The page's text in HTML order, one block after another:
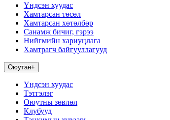
Үндсэн хуудас
Хамтарсан төсөл
Хамтарсан хөтөлбөр
Санамж бичиг, гэрээ
Нийгмийн хариуцлага
Хамтрагч байгууллагууд
Оюутан+
Үндсэн хуудас
Тэтгэлэг
Оюутны зөвлөл
Клубууд